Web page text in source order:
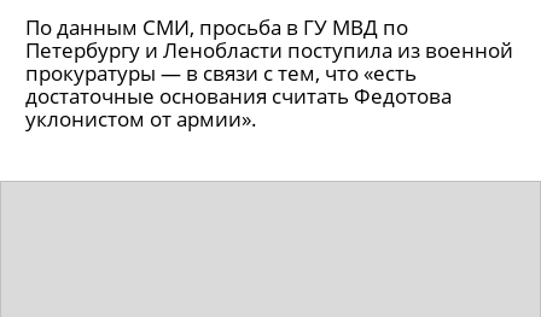
По данным СМИ, просьба в ГУ МВД по
Петербургу и Ленобласти поступила из военной
прокуратуры — в связи с тем, что «есть
достаточные основания считать Федотова
уклонистом от армии».